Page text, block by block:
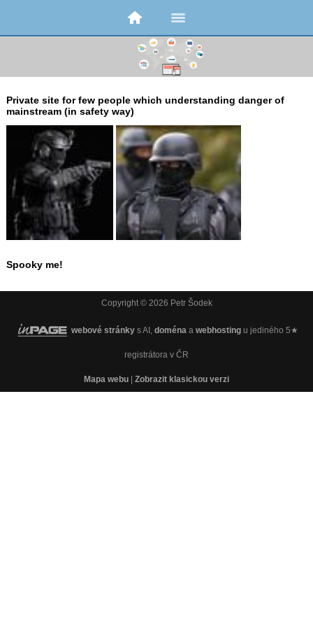
Private site for few people which understanding danger of
mainstream (in safety way)
Spooky me!
Copyright © 2026 Petr Šodek
webové stránky s AI, doména a webhosting u jediného 5★
registrátora v ČR
Mapa webu Zobrazit klasickou verzi